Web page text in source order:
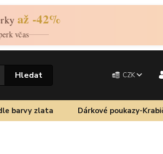
až -42%
včas
CZK
Hledat
barvy zlata Dárkové poukazy-